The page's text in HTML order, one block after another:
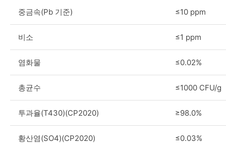
중금속(Pb 기준) ≤10 ppm
비소 ≤1 ppm
염화물 ≤0.02%
총균수 ≤1000 CFU/g
투과율(T430)(CP2020) ≥98.0%
황산염(SO4)(CP2020) ≤0.03%